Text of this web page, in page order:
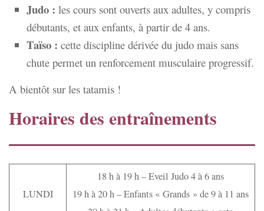
Judo : les cours sont ouverts aux adultes, y compris
débutants, et aux enfants, à partir de 4 ans.
Taïso : cette discipline dérivée du judo mais sans
chute permet un renforcement musculaire progressif.
A bientôt sur les tatamis !
Horaires des entraînements
LUNDI
18 h à 19 h – Eveil Judo 4 à 6 ans
19 h à 20 h – Enfants « Grands » de 9 à 11 ans